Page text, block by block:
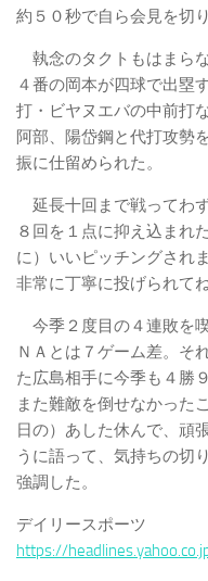
約５０秒で自ら会見を切
執念のタクトもはまら
４番の岡本が四球で出塁
打・ビヤヌエバの中前打
阿部、陽岱鋼と代打攻勢
振に仕留められた。
延長十回まで戦ってわ
８回を１点に抑え込まれ
に）いいピッチングされ
非常に丁寧に投げられて
今季２度目の４連敗を
ＮＡとは７ゲーム差。そ
た広島相手に今季も４勝
また難敵を倒せなかった
日の）あした休んで、頑
うに語って、気持ちの切
強調した。
デイリースポーツ
https://